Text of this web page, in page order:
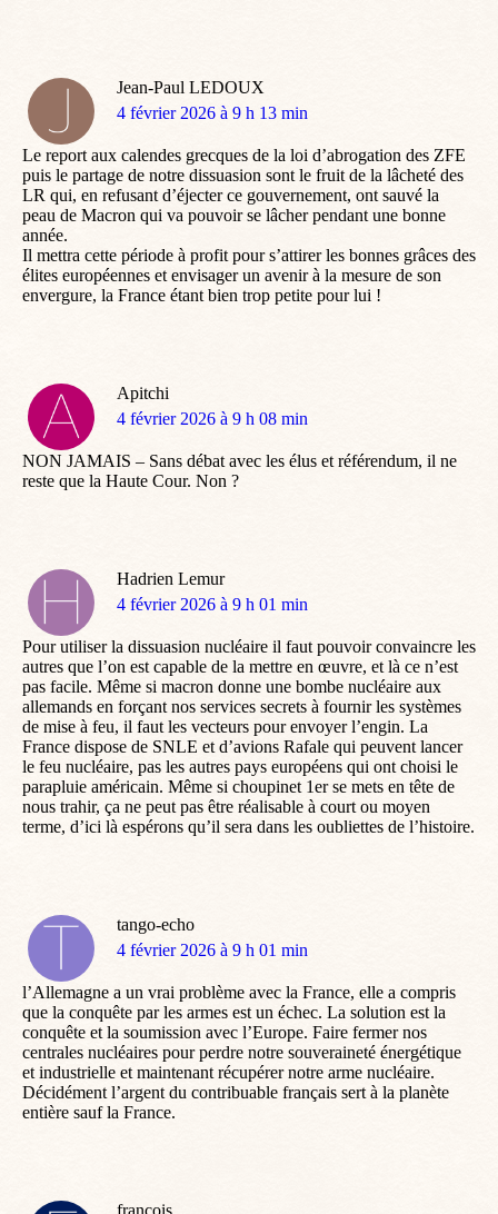
Jean-Paul LEDOUX
dit
4 février 2026 à 9 h 13 min
Le report aux calendes grecques de la loi d’abrogation des ZFE
puis le partage de notre dissuasion sont le fruit de la lâcheté des
LR qui, en refusant d’éjecter ce gouvernement, ont sauvé la
peau de Macron qui va pouvoir se lâcher pendant une bonne
année.
Il mettra cette période à profit pour s’attirer les bonnes grâces des
élites européennes et envisager un avenir à la mesure de son
envergure, la France étant bien trop petite pour lui !
Apitchi
dit
4 février 2026 à 9 h 08 min
NON JAMAIS – Sans débat avec les élus et référendum, il ne
reste que la Haute Cour. Non ?
Hadrien Lemur
dit
4 février 2026 à 9 h 01 min
Pour utiliser la dissuasion nucléaire il faut pouvoir convaincre les
autres que l’on est capable de la mettre en œuvre, et là ce n’est
pas facile. Même si macron donne une bombe nucléaire aux
allemands en forçant nos services secrets à fournir les systèmes
de mise à feu, il faut les vecteurs pour envoyer l’engin. La
France dispose de SNLE et d’avions Rafale qui peuvent lancer
le feu nucléaire, pas les autres pays européens qui ont choisi le
parapluie américain. Même si choupinet 1er se mets en tête de
nous trahir, ça ne peut pas être réalisable à court ou moyen
terme, d’ici là espérons qu’il sera dans les oubliettes de l’histoire.
tango-echo
dit
4 février 2026 à 9 h 01 min
l’Allemagne a un vrai problème avec la France, elle a compris
que la conquête par les armes est un échec. La solution est la
conquête et la soumission avec l’Europe. Faire fermer nos
centrales nucléaires pour perdre notre souveraineté énergétique
et industrielle et maintenant récupérer notre arme nucléaire.
Décidément l’argent du contribuable français sert à la planète
entière sauf la France.
francois